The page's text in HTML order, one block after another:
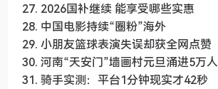
27. 2026国补继续 能享受哪些实惠
28. 中国电影持续“圈粉”海外
29. 小朋友篮球表演失误却获全网点赞
30. 河南“天安门”墙画村元旦涌进5万人
31. 骑手实测：平台1分钟现实才42秒